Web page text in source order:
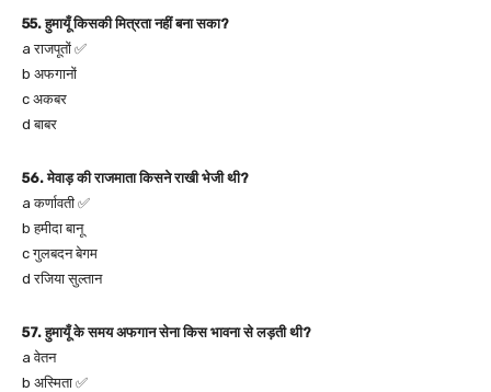
55. हुमायूँ किसकी मित्रता नहीं बना सका?
a राजपूतों ✅
b अफगानों
c अकबर
d बाबर
56. मेवाड़ की राजमाता किसने राखी भेजी थी?
a कर्णावती ✅
b हमीदा बानू
c गुलबदन बेगम
d रजिया सुल्तान
57. हुमायूँ के समय अफगान सेना किस भावना से लड़ती थी?
a वेतन
b अस्मिता ✅